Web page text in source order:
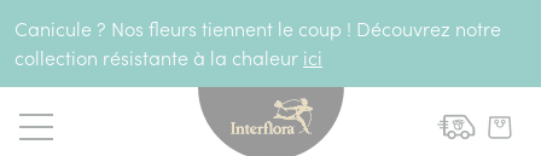
Canicule ? Nos fleurs tiennent le coup ! Découvrez notre
collection résistante à la chaleur ici